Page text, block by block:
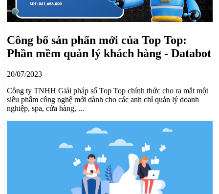
Công bố sản phẩn mới của Top Top:
Phần mềm quản lý khách hàng - Databot
20/07/2023
Công ty TNHH Giải pháp số Top Top chính thức cho ra mắt một
siêu phẩm công nghệ mới dành cho các anh chỉ quản lý doanh
nghiệp, spa, cửa hàng, ...